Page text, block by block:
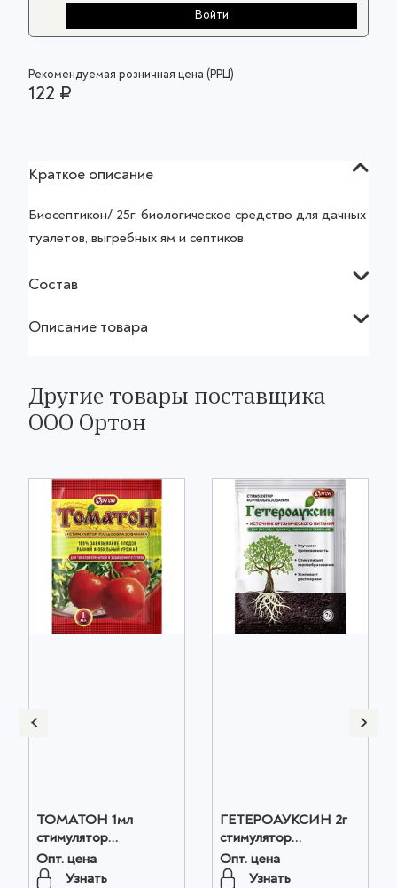
Войти
Рекомендуемая розничная цена (РРЦ)
122 ₽
Краткое описание
Биосептикон/ 25г, биологическое средство для дачных
туалетов, выгребных ям и септиков.
Состав
Описание товара
Другие товары поставщика
ООО Ортон
ТОМАТОН 1мл
стимулятор
плодообразования
оптом
Опт. цена
Узнать
ГЕТЕРОАУКСИН 2г
стимулятор
корнеобразования
оптом
Опт. цена
Узнать